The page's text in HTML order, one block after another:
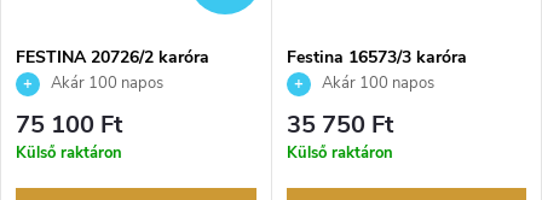
FESTINA 20726/2 karóra
Akár 100 napos
visszaküldési lehetőség. Hivatalos
márkakereskedő.
75 100 Ft
Külső raktáron
Festina 16573/3 karóra
Akár 100 napos
visszaküldési lehetőség. Hivatalos
márkakereskedő.
35 750 Ft
Külső raktáron